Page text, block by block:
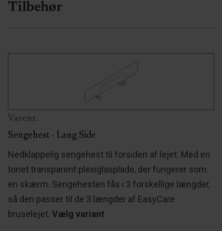
Tilbehør
Varenr.
Sengehest - Lang Side
Nedklappelig sengehest til forsiden af lejet. Med en
tonet transparent plexiglasplade, der fungerer som
en skærm. Sengehesten fås i 3 forskellige længder,
så den passer til de 3 længder af EasyCare
bruselejet. Vælg variant